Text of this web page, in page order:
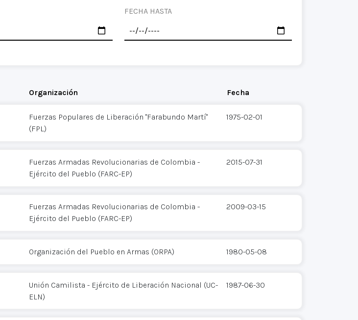
FECHA HASTA
Organización Fecha
Fuerzas Populares de Liberación "Farabundo Martí"
(FPL)
1975-02-01
Fuerzas Armadas Revolucionarias de Colombia -
Ejército del Pueblo (FARC-EP)
2015-07-31
Fuerzas Armadas Revolucionarias de Colombia -
Ejército del Pueblo (FARC-EP)
2009-03-15
Organización del Pueblo en Armas (ORPA) 1980-05-08
Unión Camilista - Ejército de Liberación Nacional (UC-
ELN)
1987-06-30